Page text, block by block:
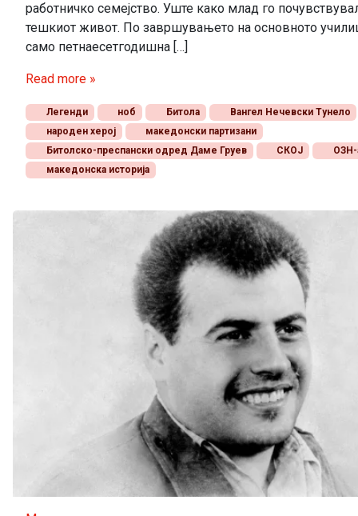
работничко семејство. Уште како млад го
тешкиот живот. По завршувањето на основното
само петнаесетгодишна […]
Read more »
Легенди ноб Битола
Вангел Нечевски Тунело
народен херој
македонски партизани
Битолско-преспански одред Даме Груев
СКОЈ
ОЗН-
македонска историја